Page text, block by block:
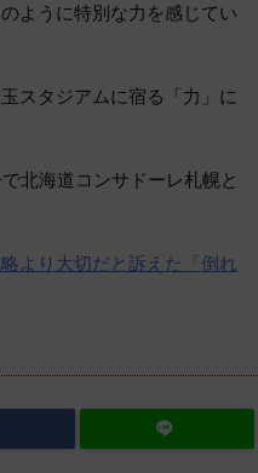
ように特別な力を感じてい
スタジアムに宿る「力」に
北海道コンサドーレ札幌と
より大切だと訴えた「倒れ